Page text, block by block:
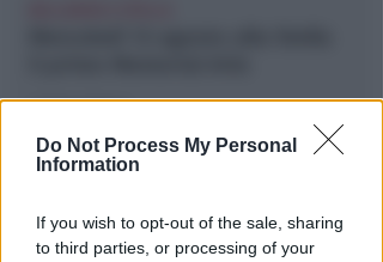
Do Not Process My Personal
Information
If you wish to opt-out of the sale, sharing
to third parties, or processing of your